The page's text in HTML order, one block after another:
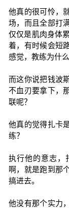
他真的很可怜，
场，而且全部打
仅仅是肌肉身体
着，有时候会短
感觉，教练为什么
而这你说把钱波
不血刃要拿下，
联呢？
他真的觉得扎卡
练？
执行他的意志，
啊，就是跑到那
搞进去。
他没有那个实力